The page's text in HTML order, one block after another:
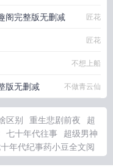
阁完整版无删减 匠花
匠花
不想上船
版无删减 不做青云仙
区别 重生悲剧前夜
超
七十年代往事
超级男神
年代纪事药小豆全文阅